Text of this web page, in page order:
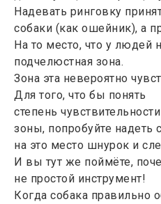
Надевать ринговку
собаки (как ошейник), а
На то место, что у людей
подчелюстная зона.
Зона эта невероятно
Для того, что бы понять
степень
зоны, попробуйте надеть
на это место шнурок и
И вы тут же поймёте,
не простой инструмент!
Когда собака правильно